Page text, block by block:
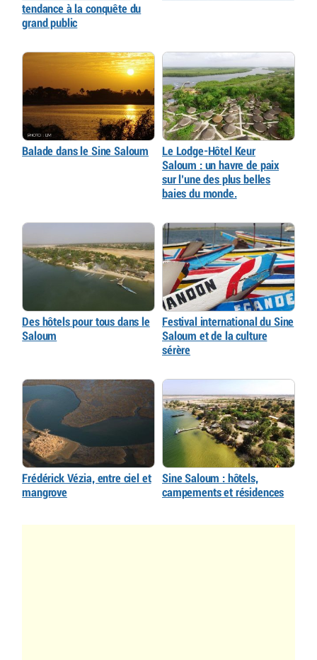
tendance à la conquête du
grand public
Balade dans le Sine Saloum
Le Lodge-Hôtel Keur
Saloum : un havre de paix
sur l’une des plus belles
baies du monde.
Des hôtels pour tous dans le
Saloum
Festival international du Sine
Saloum et de la culture
sérère
Frédérick Vézia, entre ciel et
mangrove
Sine Saloum : hôtels,
campements et résidences